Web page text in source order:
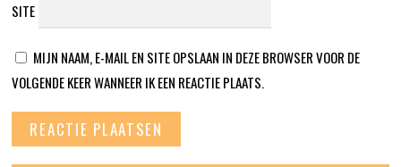
SITE
MIJN NAAM, E-MAIL EN SITE OPSLAAN IN DEZE BROWSER VOOR DE
VOLGENDE KEER WANNEER IK EEN REACTIE PLAATS.